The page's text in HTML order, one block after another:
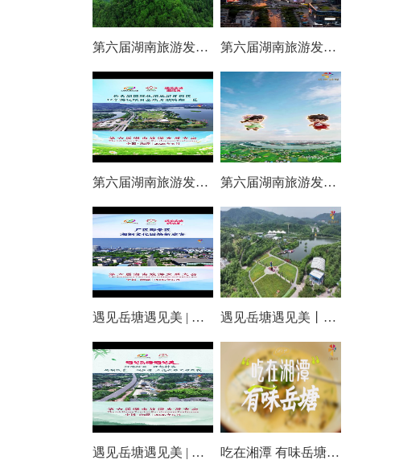
第六届湖南旅游发展大会丨岳塘区：一村一景 一步一趣 第六届湖南旅游发展大会丨阿莲潭宝带你云游岳塘（二）
第六届湖南旅游发展大会丨仰天湖国际休闲旅游度假区17个游玩项目全线开放嗨翻一夏 第六届湖南旅游发展大会丨阿莲潭宝带你云游岳塘
遇见岳塘遇见美 | 厂区即景区，湘钢文化园焕新迎客！ 遇见岳塘遇见美丨盘龙大观园提质焕新迎八方客
遇见岳塘遇见美 | 归隐松涧·理想村落：两期筑景 一涧生香 点亮岳塘文旅新貌 吃在湘潭 有味岳塘丨云盘山下：匠心守本味 小院忆乡愁